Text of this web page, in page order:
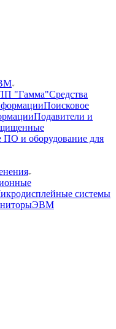
"Гамма"Средства
Поисковое
Подавители и
ПО и оборудование для
системы
ЭВМ